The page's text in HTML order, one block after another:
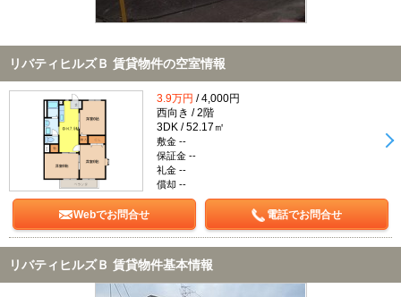
リバティヒルズＢ 賃貸物件の空室情報
3.9万円 / 4,000円
西向き / 2階
3DK / 52.17㎡
敷金 --
保証金 --
礼金 --
償却 --
Webでお問合せ 電話でお問合せ
リバティヒルズＢ 賃貸物件基本情報